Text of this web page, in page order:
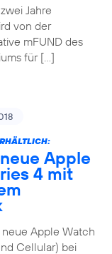
Jahre
von der
mFUND des
für […]
Apple
4 mit
Apple Watch
Cellular) bei